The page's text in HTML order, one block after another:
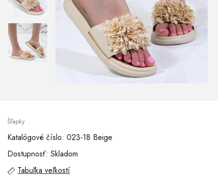
Šľapky
Katalógové číslo: 023-18 Beige
Dostupnosť: Skladom
Tabuľka veľkostí